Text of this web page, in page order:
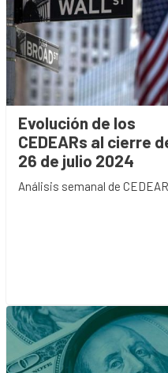
Evolución de los
CEDEARs al cierre
26 de julio 2024
Análisis semanal de